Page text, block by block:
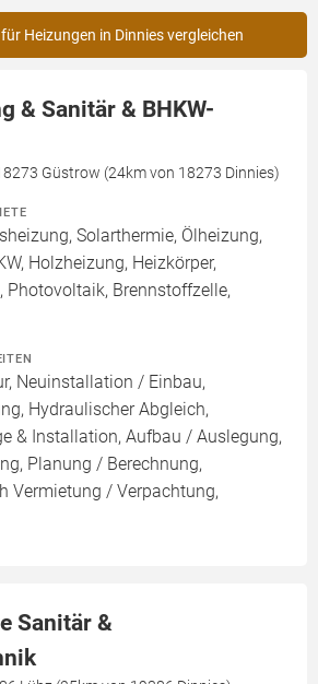
Heizungen in Dinnies vergleichen
& Sanitär & BHKW-
Güstrow (24km von 18273 Dinnies)
Solarthermie, Ölheizung,
Holzheizung, Heizkörper,
Photovoltaik, Brennstoffzelle,
Neuinstallation / Einbau,
Hydraulischer Abgleich,
& Installation, Aufbau / Auslegung,
Planung / Berechnung,
Vermietung / Verpachtung,
Sanitär &